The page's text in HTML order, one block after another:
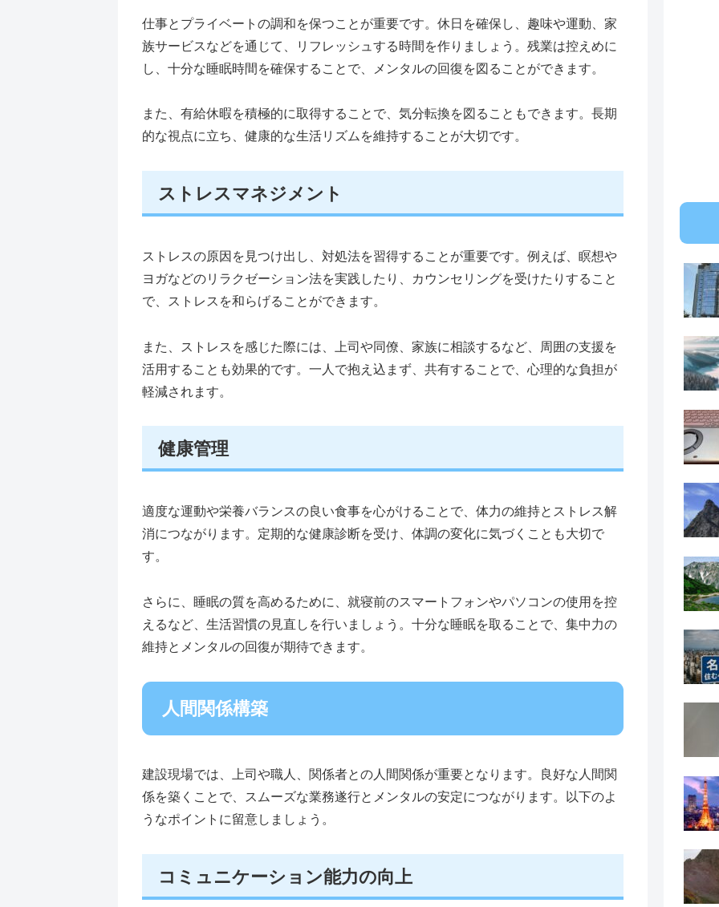
仕事とプライベートの調和を保つことが重要です。休日を確保し、趣味や運動、家
族サービスなどを通じて、リフレッシュする時間を作りましょう。残業は控えめに
し、十分な睡眠時間を確保することで、メンタルの回復を図ることができます。
また、有給休暇を積極的に取得することで、気分転換を図ることもできます。長期
的な視点に立ち、健康的な生活リズムを維持することが大切です。
ストレスマネジメント
ストレスの原因を見つけ出し、対処法を習得することが重要です。例えば、瞑想や
ヨガなどのリラクゼーション法を実践したり、カウンセリングを受けたりすること
で、ストレスを和らげることができます。
また、ストレスを感じた際には、上司や同僚、家族に相談するなど、周囲の支援を
活用することも効果的です。一人で抱え込まず、共有することで、心理的な負担が
軽減されます。
健康管理
適度な運動や栄養バランスの良い食事を心がけることで、体力の維持とストレス解
消につながります。定期的な健康診断を受け、体調の変化に気づくことも大切で
す。
さらに、睡眠の質を高めるために、就寝前のスマートフォンやパソコンの使用を控
えるなど、生活習慣の見直しを行いましょう。十分な睡眠を取ることで、集中力の
維持とメンタルの回復が期待できます。
人間関係構築
建設現場では、上司や職人、関係者との人間関係が重要となります。良好な人間関
係を築くことで、スムーズな業務遂行とメンタルの安定につながります。以下のよ
うなポイントに留意しましょう。
コミュニケーション能力の向上